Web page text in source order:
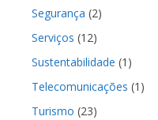
Segurança (2)
Serviços (12)
Sustentabilidade (1)
Telecomunicações (1)
Turismo (23)